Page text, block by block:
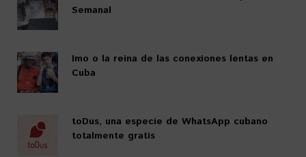
Semanal
Imo o la reina de las conexiones lentas en
Cuba
toDus, una especie de WhatsApp cubano
totalmente gratis